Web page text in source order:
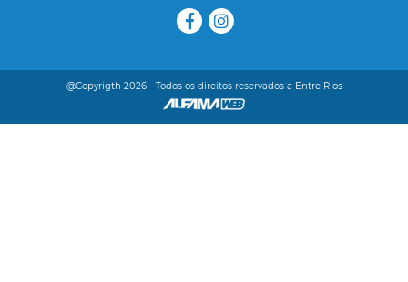
@Copyrigth 2026 - Todos os direitos reservados a Entre Rios